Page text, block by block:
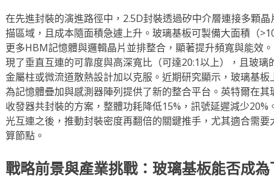
在先進封裝的演進路徑中，2.5D封裝透過矽中介層連接多顆
描區域，且成本隨面積急遽上升。玻璃基板可製備大面積（
更多HBM記憶體與邏輯晶片並排整合，顯著提升頻寬與能效
現了垂直互連的可靠度與高深寬比（可達20:1以上），且玻
金屬柱或微流道散熱設計加以克服。近期研究顯示，玻璃基
為記憶體疊加與感測器陣列提供了新的整合平台。英特爾在
收發器共封裝的方案，整體功耗降低15%，訊號延遲減少
光互連之後，推動封裝密度再翻倍的關鍵推手，尤其適合需
算節點。
戰略前景與產業挑戰：玻璃基板能否成